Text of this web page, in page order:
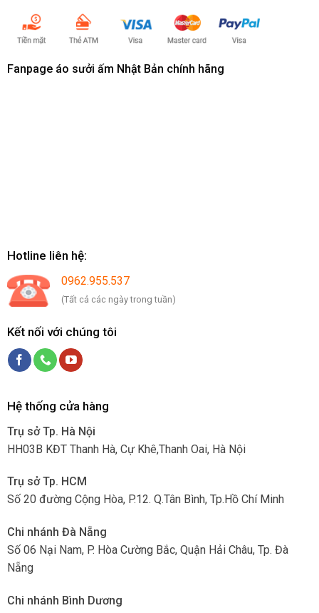
Fanpage áo sưởi ấm Nhật Bản chính hãng
Hotline liên hệ:
0962.955.537
(Tất cả các ngày trong tuần)
Kết nối với chúng tôi
Hệ thống cửa hàng
Trụ sở Tp. Hà Nội
HH03B KĐT Thanh Hà, Cự Khê,Thanh Oai, Hà Nội
Trụ sở Tp. HCM
Số 20 đường Cộng Hòa, P.12. Q.Tân Bình, Tp.Hồ Chí Minh
Chi nhánh Đà Nẵng
Số 06 Nại Nam, P. Hòa Cường Bắc, Quận Hải Châu, Tp. Đà
Nẵng
Chi nhánh Bình Dương